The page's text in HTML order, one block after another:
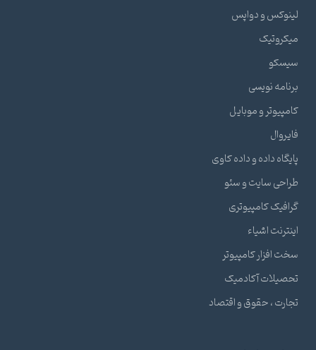
لینوکس و دواپس
میکروتیک
سیسکو
برنامه نویسی
کامپیوتر و موبایل
فایروال
پایگاه داده و داده کاوی
طراحی سایت و سئو
گرافیک کامپیوتری
اینترنت اشیاء
سخت افزار کامپیوتر
تحصیلات آکادمیک
تجارت ، حقوق و اقتصاد